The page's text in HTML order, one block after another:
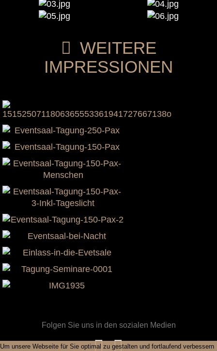
WEITERE
IMPRESSIONEN
Folgen Sie uns in den sozialen Medien
Um unsere Webseite für Sie optimal zu gestalten und fortlaufend verbessern